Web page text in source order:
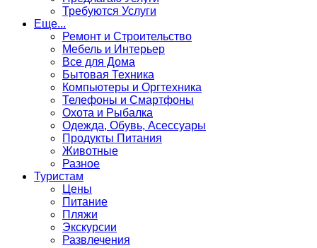
Требуются Услуги
Еще...
Ремонт и Строительство
Мебель и Интерьер
Все для Дома
Бытовая Техника
Компьютеры и Оргтехника
Телефоны и Смартфоны
Охота и Рыбалка
Одежда, Обувь, Асессуары
Продукты Питания
Животные
Разное
Туристам
Цены
Питание
Пляжи
Экскурсии
Развлечения